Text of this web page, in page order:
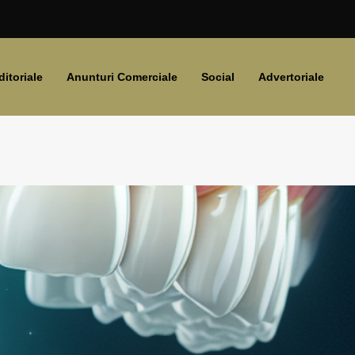
Anunturi Comerciale Social Advertoriale